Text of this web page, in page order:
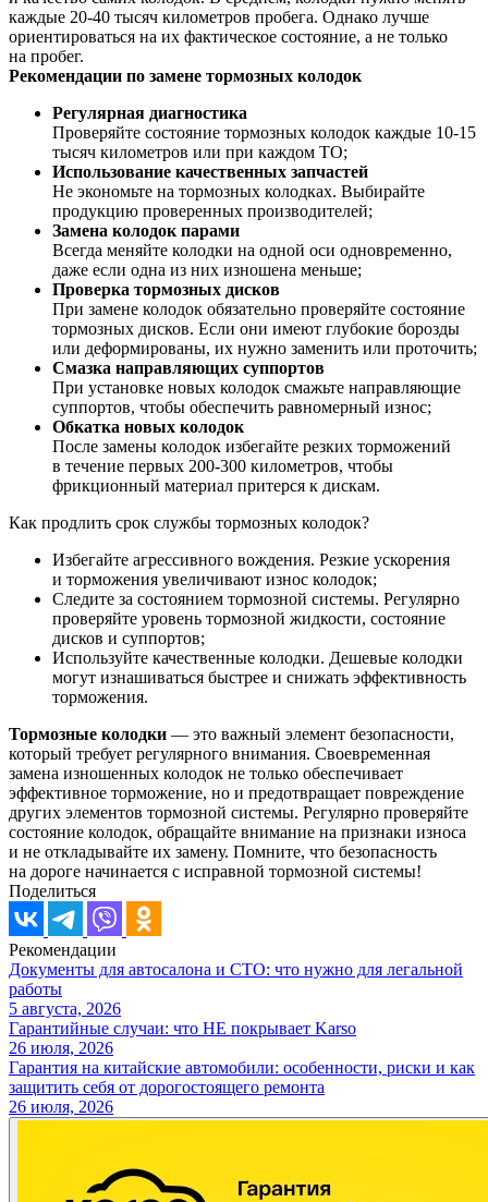
каждые 20-40 тысяч километров пробега. Однако лучше
ориентироваться на их фактическое состояние, а не только
на пробег.
Рекомендации по замене тормозных колодок
Регулярная диагностика
Проверяйте состояние тормозных колодок каждые 10-15
тысяч километров или при каждом ТО;
Использование качественных запчастей
Не экономьте на тормозных колодках. Выбирайте
продукцию проверенных производителей;
Замена колодок парами
Всегда меняйте колодки на одной оси одновременно,
даже если одна из них изношена меньше;
Проверка тормозных дисков
При замене колодок обязательно проверяйте состояние
тормозных дисков. Если они имеют глубокие борозды
или деформированы, их нужно заменить или проточить;
Смазка направляющих суппортов
При установке новых колодок смажьте направляющие
суппортов, чтобы обеспечить равномерный износ;
Обкатка новых колодок
После замены колодок избегайте резких торможений
в течение первых 200-300 километров, чтобы
фрикционный материал притерся к дискам.
Как продлить срок службы тормозных колодок?
Избегайте агрессивного вождения. Резкие ускорения
и торможения увеличивают износ колодок;
Следите за состоянием тормозной системы. Регулярно
проверяйте уровень тормозной жидкости, состояние
дисков и суппортов;
Используйте качественные колодки. Дешевые колодки
могут изнашиваться быстрее и снижать эффективность
торможения.
Тормозные колодки — это важный элемент безопасности,
который требует регулярного внимания. Своевременная
замена изношенных колодок не только обеспечивает
эффективное торможение, но и предотвращает повреждение
других элементов тормозной системы. Регулярно проверяйте
состояние колодок, обращайте внимание на признаки износа
и не откладывайте их замену. Помните, что безопасность
на дороге начинается с исправной тормозной системы!
Поделиться
Рекомендации
Документы для автосалона и СТО: что нужно для легальной
работы
5 августа, 2026
Гарантийные случаи: что НЕ покрывает Karso
26 июля, 2026
Гарантия на китайские автомобили: особенности, риски и как
защитить себя от дорогостоящего ремонта
26 июля, 2026